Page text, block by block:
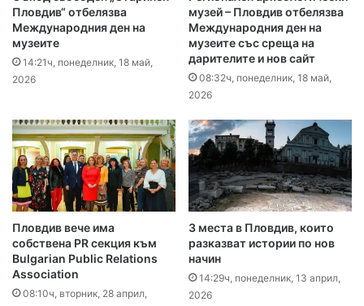
Пловдив“ отбелязва
Международния ден на
музеите
14:21ч, понеделник, 18 май,
2026
музей – Пловдив отбелязва
Международния ден на
музеите със среща на
дарителите и нов сайт
08:32ч, понеделник, 18 май,
2026
Пловдив вече има
собствена PR секция към
Bulgarian Public Relations
Association
08:10ч, вторник, 28 април,
3 места в Пловдив, които
разказват истории по нов
начин
14:29ч, понеделник, 13 април,
2026